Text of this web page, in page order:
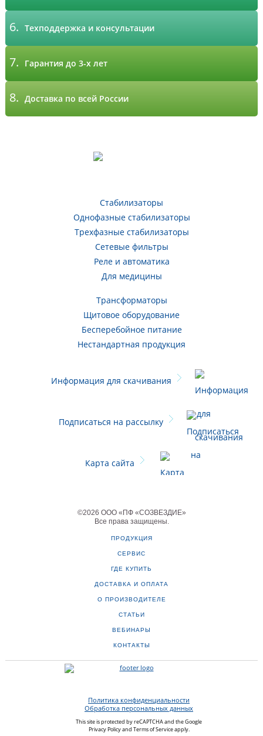
6. Техподдержка и консультации
7. Гарантия до 3-х лет
8. Доставка по всей России
Стабилизаторы
Однофазные стабилизаторы
Трехфазные стабилизаторы
Сетевые фильтры
Реле и автоматика
Для медицины
Трансформаторы
Щитовое оборудование
Бесперебойное питание
Нестандартная продукция
Информация для скачивания
Подписаться на рассылку
Карта сайта
©2026 ООО «ПФ «СОЗВЕЗДИЕ»
Все права защищены.
ПРОДУКЦИЯ
СЕРВИС
ГДЕ КУПИТЬ
ДОСТАВКА И ОПЛАТА
О ПРОИЗВОДИТЕЛЕ
СТАТЬИ
ВЕБИНАРЫ
КОНТАКТЫ
Политика конфиденциальности
Обработка персональных данных
This site is protected by reCAPTCHA and the Google
Privacy Policyand Terms of Serviceapply.